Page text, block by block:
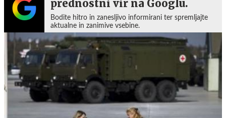
prednostni vir na Googlu.
Bodite hitro in zanesljivo informirani ter spremljajte
aktualne in zanimive vsebine.